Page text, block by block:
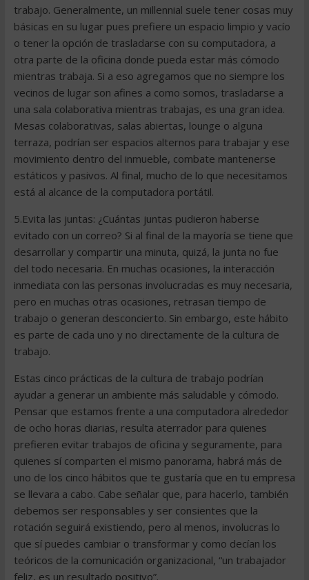
trabajo. Generalmente, un millennial suele tener cosas muy
básicas en su lugar pues prefiere un espacio limpio y vacío
o tener la opción de trasladarse con su computadora, a
otra parte de la oficina donde pueda estar más cómodo
mientras trabaja. Si a eso agregamos que no siempre los
vecinos de lugar son afines a como somos, trasladarse a
una sala colaborativa mientras trabajas, es una gran idea.
Mesas colaborativas, salas abiertas, lounge o alguna
terraza, podrían ser espacios alternos para trabajar y ese
movimiento dentro del inmueble, combate mantenerse
estáticos y pasivos. Al final, mucho de lo que necesitamos
está al alcance de la computadora portátil.
5.Evita las juntas: ¿Cuántas juntas pudieron haberse
evitado con un correo? Si al final de la mayoría se tiene que
desarrollar y compartir una minuta, quizá, la junta no fue
del todo necesaria. En muchas ocasiones, la interacción
inmediata con las personas involucradas es muy necesaria,
pero en muchas otras ocasiones, retrasan tiempo de
trabajo o generan desconcierto. Sin embargo, este hábito
es parte de cada uno y no directamente de la cultura de
trabajo.
Estas cinco prácticas de la cultura de trabajo podrían
ayudar a generar un ambiente más saludable y cómodo.
Pensar que estamos frente a una computadora alrededor
de ocho horas diarias, resulta aterrador para quienes
prefieren evitar trabajos de oficina y seguramente, para
quienes sí comparten el mismo panorama, habrá más de
uno de los cinco hábitos que te gustaría que en tu empresa
se llevara a cabo. Cabe señalar que, para hacerlo, también
debemos ser responsables y ser consientes que la
rotación seguirá existiendo, pero al menos, involucras lo
que sí puedes cambiar o transformar y como decían los
teóricos de la comunicación organizacional, “un trabajador
feliz, es un resultado positivo”.